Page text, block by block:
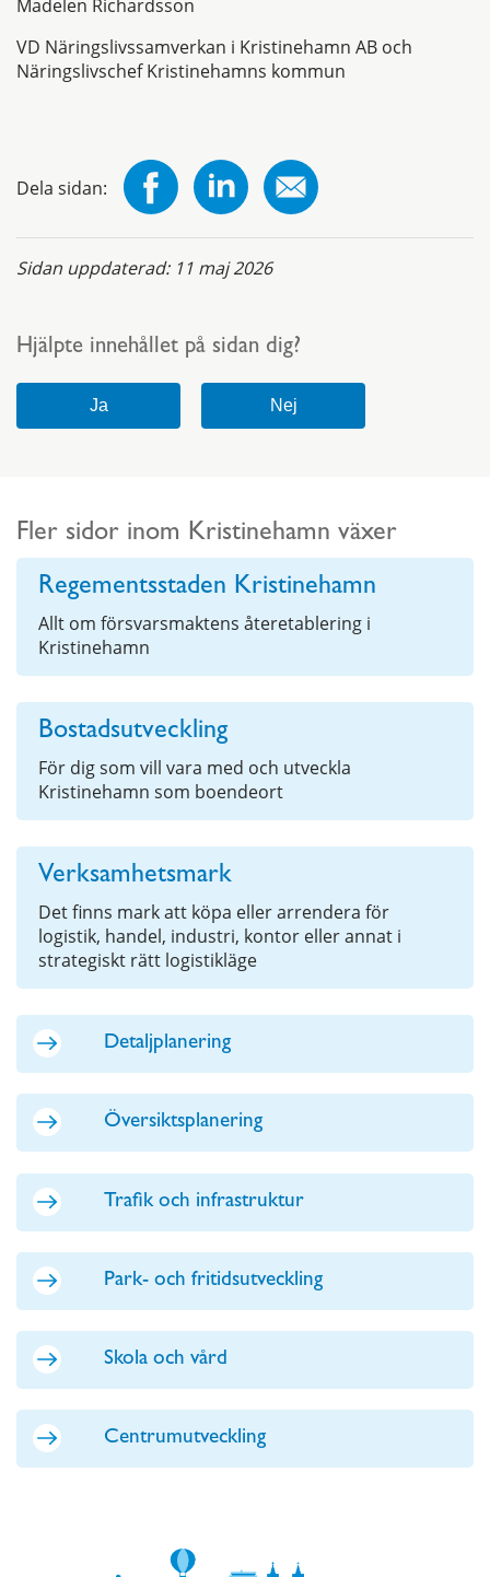
Madelen Richardsson
VD Näringslivssamverkan i Kristinehamn AB och
Näringslivschef Kristinehamns kommun
Dela sidan:
Sidan uppdaterad: 11 maj 2026
Hjälpte innehållet på sidan dig?
Fler sidor inom Kristinehamn växer
Regementsstaden Kristinehamn
Allt om försvarsmaktens återetablering i
Kristinehamn
Bostadsutveckling
För dig som vill vara med och utveckla
Kristinehamn som boendeort
Verksamhetsmark
Det finns mark att köpa eller arrendera för
logistik, handel, industri, kontor eller annat i
strategiskt rätt logistikläge
Detaljplanering
Översiktsplanering
Trafik och infrastruktur
Park- och fritidsutveckling
Skola och vård
Centrumutveckling